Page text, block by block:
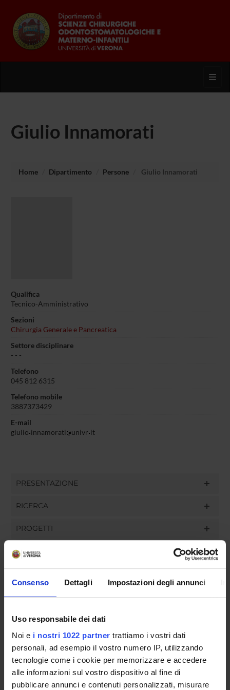
Consenso Dettagli Impostazioni degli annunci
Uso responsabile dei dati
Noi e i nostri 1022 partner trattiamo i vostri dati
personali, ad esempio il vostro numero IP, utilizzando
tecnologie come i cookie per memorizzare e accedere
alle informazioni sul vostro dispositivo al fine di
pubblicare annunci e contenuti personalizzati, misurare
Giulio Innamorati
Home Dipartimento Persone Giulio Innamorati
Qualifica
Tecnico-Amministrativo
Sezioni
Chirurgia Generale e Pancreatica
Settore disciplinare
- - -
Telefono
045 812 6315
Telefono mobile
3887373429
E-mail
giulio innamorati univr it
PRESENTAZIONE
RICERCA
PROGETTI
PUBBLICAZIONI
GOVERNANCE
COMMISSIONI